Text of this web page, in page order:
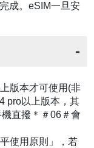
成。eSIM一旦安
版本才可使用(非
pro以上版本，其
直撥＊＃06＃會
使用原則」，若